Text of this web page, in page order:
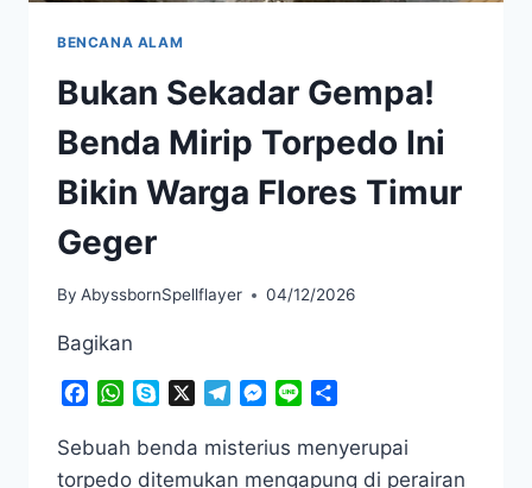
BENCANA ALAM
Bukan Sekadar Gempa!
Benda Mirip Torpedo Ini
Bikin Warga Flores Timur
Geger
By AbyssbornSpellflayer 04/12/2026
Bagikan
Facebook
WhatsApp
Skype TelegramMessenger
Line
Sebuah benda misterius menyerupai
torpedo ditemukan mengapung di perairan